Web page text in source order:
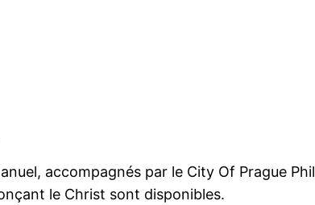
accompagnés par le City Of Prague
le Christ sont disponibles.